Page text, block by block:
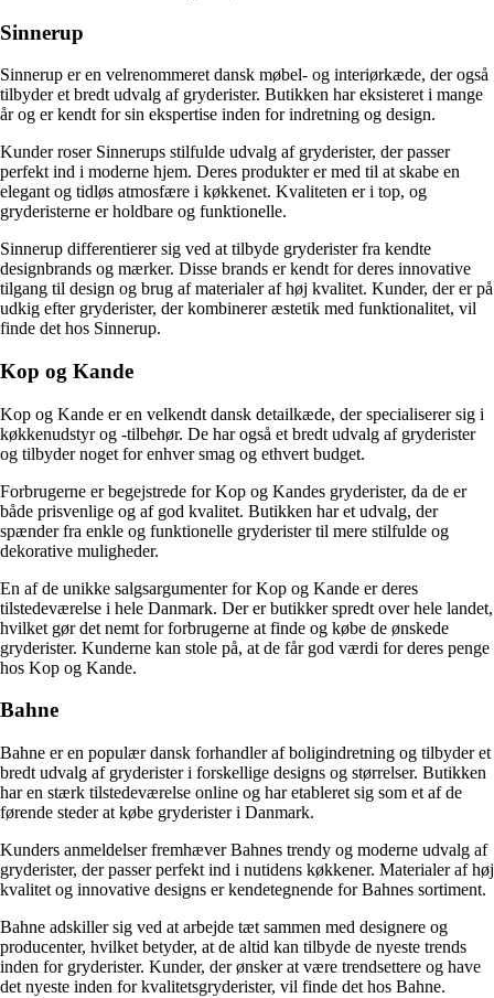
Sinnerup
Sinnerup er en velrenommeret dansk møbel- og interiørkæde, der også
tilbyder et bredt udvalg af gryderister. Butikken har eksisteret i mange
år og er kendt for sin ekspertise inden for indretning og design.
Kunder roser Sinnerups stilfulde udvalg af gryderister, der passer
perfekt ind i moderne hjem. Deres produkter er med til at skabe en
elegant og tidløs atmosfære i køkkenet. Kvaliteten er i top, og
gryderisterne er holdbare og funktionelle.
Sinnerup differentierer sig ved at tilbyde gryderister fra kendte
designbrands og mærker. Disse brands er kendt for deres innovative
tilgang til design og brug af materialer af høj kvalitet. Kunder, der er på
udkig efter gryderister, der kombinerer æstetik med funktionalitet, vil
finde det hos Sinnerup.
Kop og Kande
Kop og Kande er en velkendt dansk detailkæde, der specialiserer sig i
køkkenudstyr og -tilbehør. De har også et bredt udvalg af gryderister
og tilbyder noget for enhver smag og ethvert budget.
Forbrugerne er begejstrede for Kop og Kandes gryderister, da de er
både prisvenlige og af god kvalitet. Butikken har et udvalg, der
spænder fra enkle og funktionelle gryderister til mere stilfulde og
dekorative muligheder.
En af de unikke salgsargumenter for Kop og Kande er deres
tilstedeværelse i hele Danmark. Der er butikker spredt over hele landet,
hvilket gør det nemt for forbrugerne at finde og købe de ønskede
gryderister. Kunderne kan stole på, at de får god værdi for deres penge
hos Kop og Kande.
Bahne
Bahne er en populær dansk forhandler af boligindretning og tilbyder et
bredt udvalg af gryderister i forskellige designs og størrelser. Butikken
har en stærk tilstedeværelse online og har etableret sig som et af de
førende steder at købe gryderister i Danmark.
Kunders anmeldelser fremhæver Bahnes trendy og moderne udvalg af
gryderister, der passer perfekt ind i nutidens køkkener. Materialer af høj
kvalitet og innovative designs er kendetegnende for Bahnes sortiment.
Bahne adskiller sig ved at arbejde tæt sammen med designere og
producenter, hvilket betyder, at de altid kan tilbyde de nyeste trends
inden for gryderister. Kunder, der ønsker at være trendsettere og have
det nyeste inden for kvalitetsgryderister, vil finde det hos Bahne.